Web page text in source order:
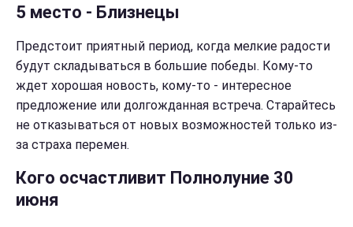
5 место - Близнецы
Предстоит приятный период, когда мелкие радости
будут складываться в большие победы. Кому-то
ждет хорошая новость, кому-то - интересное
предложение или долгожданная встреча. Старайтесь
не отказываться от новых возможностей только из-
за страха перемен.
Кого осчастливит Полнолуние 30
июня